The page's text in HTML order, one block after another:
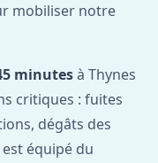
mobiliser notre
minutesà Thynes
critiques : fuites
dégâts des
équipé du